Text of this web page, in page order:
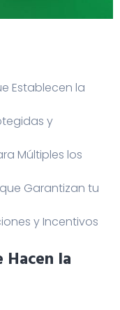
Establecen la
y
Múltiples los
Garantizan tu
y Incentivos
Hacen la